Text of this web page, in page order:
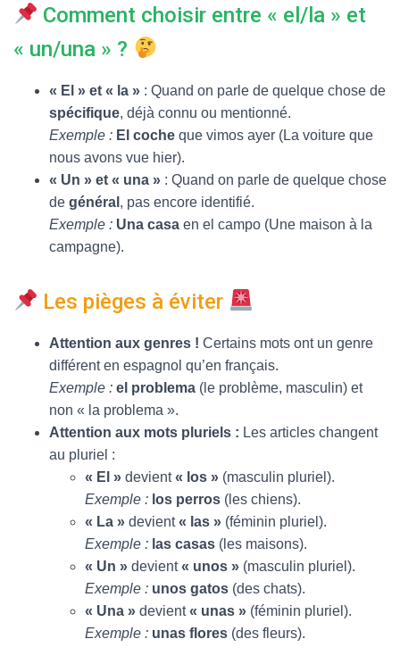
Comment choisir entre « el/la » et
« un/una » ?
« El » et « la » : Quand on parle de quelque chose de
spécifique, déjà connu ou mentionné.
Exemple : El coche que vimos ayer (La voiture que
nous avons vue hier).
« Un » et « una » : Quand on parle de quelque chose
de général , pas encore identifié.
Exemple : Una casa en el campo (Une maison à la
campagne).
Les pièges à éviter
Attention aux genres ! Certains mots ont un genre
différent en espagnol qu’en français.
Exemple : el problema (le problème, masculin) et
non « la problema ».
Attention aux mots pluriels : Les articles changent
au pluriel :
« El » devient« los » (masculin pluriel).
Exemple : los perros (les chiens).
« La » devient« las » (féminin pluriel).
Exemple : las casas (les maisons).
« Un » devient« unos » (masculin pluriel).
Exemple : unos gatos (des chats).
« Una » devient« unas » (féminin pluriel).
Exemple : unas flores (des fleurs).